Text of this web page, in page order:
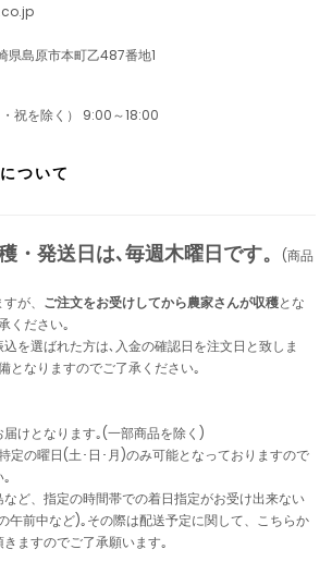
島原市本町乙487番地1
祝を除く） 9:00～18:00
ついて
・発送日は､毎週木曜日です。
(商品
が、 ご注文をお受けしてから農家さんが収穫とな
ください｡
を選ばれた方は､入金の確認日を注文日と致しま
となりますのでご了承ください｡
届けとなります｡(一部商品を除く)
定の曜日(土･日･月)のみ可能となっておりますので
ど、指定の時間帯での着日指定がお受け出来ない
午前中など)｡その際は配送予定に関して、こちらか
ますのでご了承願います｡